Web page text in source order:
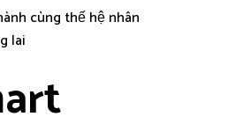
cùng thế hệ nhân
lai